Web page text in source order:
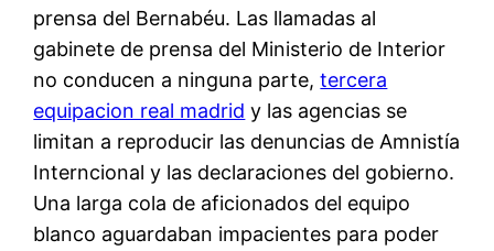
prensa del Bernabéu. Las llamadas al
gabinete de prensa del Ministerio de Interior
no conducen a ninguna parte,tercera
equipacion real madrid y las agencias se
limitan a reproducir las denuncias de Amnistía
Interncional y las declaraciones del gobierno.
Una larga cola de aficionados del equipo
blanco aguardaban impacientes para poder